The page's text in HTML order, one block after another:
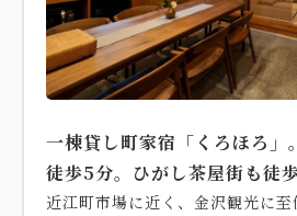
一棟貸し町家宿「くろほろ」
徒歩5分。ひがし茶屋街も徒
近江町市場に近く、金沢観光に